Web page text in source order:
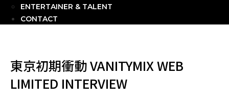
ENTERTAINER & TALENT
CONTACT
東京初期衝動 VANITYMIX WEB
LIMITED INTERVIEW